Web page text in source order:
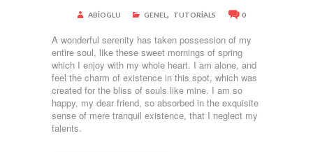
ABIOGLU GENEL, TUTORIALS 0
A wonderful serenity has taken possession of my
entire soul, like these sweet mornings of spring
which I enjoy with my whole heart. I am alone, and
feel the charm of existence in this spot, which was
created for the bliss of souls like mine. I am so
happy, my dear friend, so absorbed in the exquisite
sense of mere tranquil existence, that I neglect my
talents.